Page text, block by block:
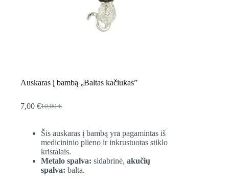
Auskaras į bambą „Baltas kačiukas”
10,00€
Original
was:
10,00 €.
7,00 €Current
is:
7,00 €.
Šis auskaras į bambą yra pagamintas iš
medicininio plieno ir inkrustuotas stiklo
kristalais.
Metalo spalva: sidabrinė, akučių
spalva: balta.